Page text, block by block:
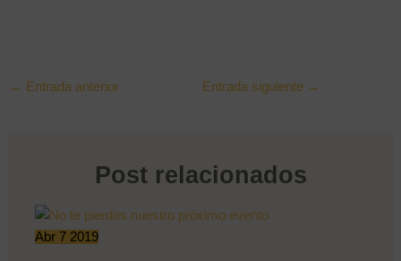
← Entrada anterior Entrada siguiente →
Post relacionados
Abr 7 2019